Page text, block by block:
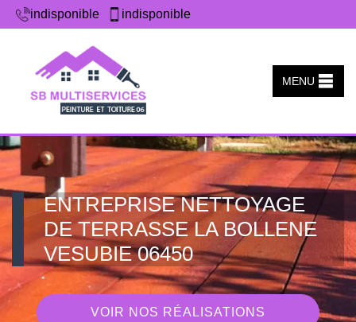
indisponible indisponible
MENU
ENTREPRISE NETTOYAGE
DE TERRASSE LA BOLLENE
VESUBIE 06450
VOIR NOS RÉALISATIONS